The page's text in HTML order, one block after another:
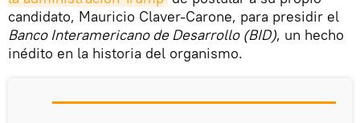
candidato, Mauricio Claver-Carone, para presidir el
Banco Interamericano de Desarrollo (BID), un hecho
inédito en la historia del organismo.